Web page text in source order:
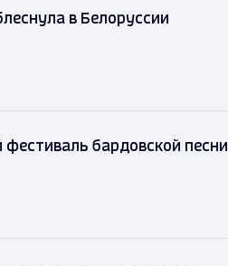
в Белоруссии
бардовской песни